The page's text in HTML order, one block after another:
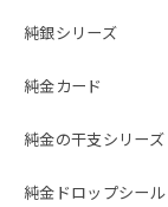
純銀シリーズ
純金カード
純金の干支シリーズ
純金ドロップシール